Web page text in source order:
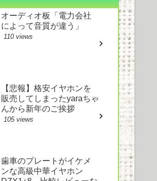
オーディオ板「電力会社
によって音質が違う」
110 views
【悲報】格安イヤホンを
販売してしまったyaraちゃ
んから新年のご挨拶
105 views
歯車のプレートがイケメ
ンな高級中華イヤホン